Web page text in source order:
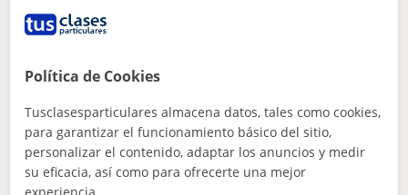
Alemán
Alemán Clases Privadas en la Sierra
Noroeste de Madrid
Clases privadas de Alemán en la Sierra Noroeste de
Política de Cookies
Tusclasesparticulares almacena datos, tales como cookies,
para garantizar el funcionamiento básico del sitio,
personalizar el contenido, adaptar los anuncios y medir
su eficacia, así como para ofrecerte una mejor
experiencia.